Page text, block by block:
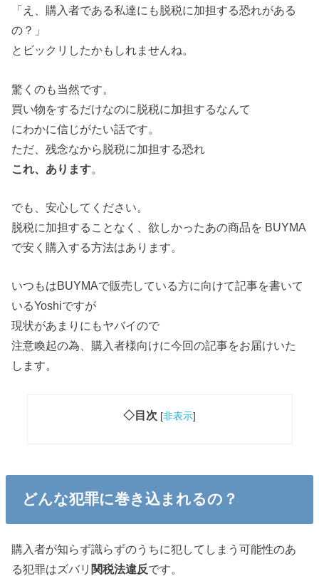
「え、購入者である私達にも脱税に加担する恐れがある
の？」
とビックリしたかもしれませんね。
驚くのも当然です。
買い物をするだけなのに脱税に加担するなんて
にわかに信じがたい話です。
ただ、残念なから脱税に加担する恐れ
これ、あります
でも、安心してください。
脱税に加担することなく、欲しかったあの商品を BUYMA
で安く購入する方法はあります。
いつもはBUYMAで販売している方に向けて記事を書いて
いるYoshiですが
現状があまりにもヤバイので
注意喚起の為、購入者様向けに今回の記事をお届けいた
します。
◇目次 [非表示]
どんな犯罪に巻き込まれるの？
購入者が知らず識らずのうちに犯してしまう可能性のあ
る犯罪はズバリ 関税法違反です。